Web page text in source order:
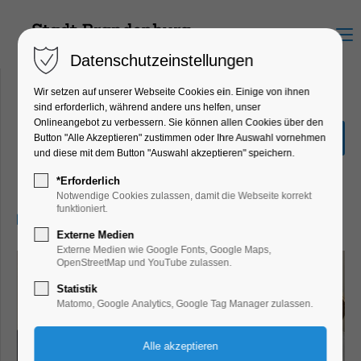
Menu
Stromberg - Wieder alles
wie immer
Kino
Datenschutzeinstellungen
Wir setzen auf unserer Webseite Cookies ein. Einige von ihnen
sind erforderlich, während andere uns helfen, unser
Onlineangebot zu verbessern. Sie können allen Cookies über den
Button "Alle Akzeptieren" zustimmen oder Ihre Auswahl vornehmen
und diese mit dem Button "Auswahl akzeptieren" speichern.
*Erforderlich
Notwendige Cookies zulassen, damit die Webseite korrekt
funktioniert.
Externe Medien
Externe Medien wie Google Fonts, Google Maps,
OpenStreetMap und YouTube zulassen.
Statistik
Matomo, Google Analytics, Google Tag Manager zulassen.